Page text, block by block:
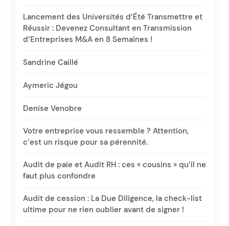
Lancement des Universités d’Été Transmettre et
Réussir : Devenez Consultant en Transmission
d’Entreprises M&A en 8 Semaines !
Sandrine Caillé
Aymeric Jégou
Denise Venobre
Votre entreprise vous ressemble ? Attention,
c’est un risque pour sa pérennité.
Audit de paie et Audit RH : ces « cousins » qu’il ne
faut plus confondre
Audit de cession : La Due Diligence, la check-list
ultime pour ne rien oublier avant de signer !